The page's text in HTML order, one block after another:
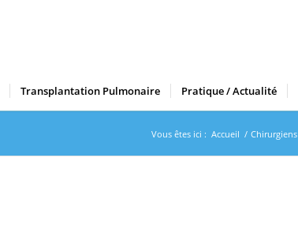
Transplantation Pulmonaire Pratique / Actualité
Vous êtes ici : Accueil / Chirurgiens